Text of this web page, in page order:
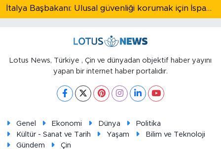
İtalya Başbakanı: Ulusal güvenliği korumak için İspanya ile Schengen kapsamındaki serbest dolaşımı askıya alıyoruz
Lotus News, Türkiye , Çin ve dünyadan objektif haber yayını
yapan bir internet haber portalıdır.
Genel Ekonomi Dünya
Politika
Kültür - Sanat ve Tarih
Yaşam
Bilim ve Teknoloji
Gündem
Çin